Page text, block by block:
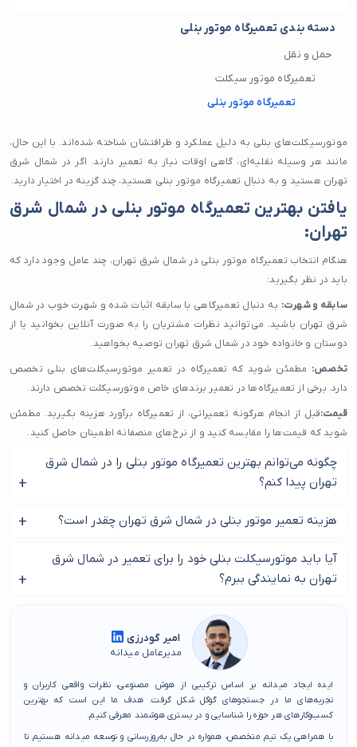
دسته بندی تعمیرگاه موتور بنلی
حمل و نقل
تعمیرگاه موتور سیکلت
تعمیرگاه موتور بنلی
موتورسیکلت‌های بنلی به دلیل عملکرد و ظرافتشان شناخته شده‌اند. با این حال،
مانند هر وسیله نقلیه‌ای، گاهی اوقات نیاز به تعمیر دارند. اگر در شمال شرق
تهران هستید و به دنبال تعمیرگاه موتور بنلی هستید، چند گزینه در اختیار دارید.
یافتن بهترین تعمیرگاه موتور بنلی در شمال شرق
تهران:
هنگام انتخاب تعمیرگاه موتور بنلی در شمال شرق تهران، چند عامل وجود دارد که
باید در نظر بگیرید:
سابقه و شهرت: به دنبال تعمیرگاهی با سابقه اثبات شده و شهرت خوب در شمال
شرق تهران باشید. می‌توانید نظرات مشتریان را به صورت آنلاین بخوانید یا از
دوستان و خانواده خود در شمال شرق تهران توصیه بخواهید.
تخصص: مطمئن شوید که تعمیرگاه در تعمیر موتورسیکلت‌های بنلی تخصص
دارد. برخی از تعمیرگاه‌ها در تعمیر برندهای خاص موتورسیکلت تخصص دارند.
قیمت:قبل از انجام هرگونه تعمیراتی، از تعمیرگاه برآورد هزینه بگیرید. مطمئن
شوید که قیمت‌ها را مقایسه کنید و از نرخ‌های منصفانه اطمینان حاصل کنید.
خدمات مشتری:به دنبال تعمیرگاهی باشید که خدمات مشتری عالی ارائه دهد.
این شامل مواردی مانند زمان پاسخگویی سریع، کارکنان مودب و خدمات گارانتی
نکات اضافی:
برای دستورالعمل‌های عیب‌یابی و تعمیر بررسی کنید.
شرق تهران استفاده می‌کنید که مجاز به انجام تعمیرات تحت گارانتی است.
در صورت امکان، از موتورسیکلت خود برای تعمیرگاه عکس بگیرید تا بتوانید
هرگونه آسیب یا مشکلی را به تعمیرکار نشان دهید.
محله شمال شرق تهران بخش وسیعی از شهر را شامل می‌شود و محله‌های
نام‌آشنایی مانند تهران‌پارس شرقی و غربی، حکیمیه، شمیران‌نو، اوقاف، قنات‌کوثر،
نارمک و بخش‌هایی از لویزان در این محدوده قرار دارند. همین گستردگی باعث
شده تنوع خدمات و کسب‌وکارها در این بخش از تهران بسیار بالا باشد و بسیاری
چگونه می‌توانم بهترین تعمیرگاه موتور بنلی را در شمال شرق
تهران پیدا کنم؟
بهترین راه برای یافتن بهترین تعمیرگاه موتور بنلی در شمال شرق
تهران، خواندن نظرات مشتریان آنلاین و مقایسه قیمت‌ها و خدمات
است. همچنین می‌توانید از دوستان و خانواده خود توصیه
بخواهید.
هزینه تعمیر موتور بنلی در شمال شرق تهران چقدر است؟
هزینه تعمیر موتور بنلی در شمال شرق تهران می‌تواند بسته به
نوع تعمیر مورد نیاز، مدل موتورسیکلت شما و نرخ تعمیرگاه
متفاوت باشد.
آیا باید موتورسیکلت بنلی خود را برای تعمیر در شمال شرق
تهران به نمایندگی ببرم؟
اگر موتورسیکلت شما تحت گارانتی است، باید آن را برای تعمیر در
شمال شرق تهران به نمایندگی ببرید. با این حال، اگر موتورسیکلت
شما تحت گارانتی نیست، می‌توانید آن را به هر تعمیرگاه واجد
امیر گودرزی
مدیرعامل میدانه
ایده ایجاد میدانه بر اساس ترکیبی از هوش مصنوعی، نظرات واقعی کاربران و
تجربه‌های ما در جستجوهای گوگل شکل گرفت. هدف ما این است که بهترین
کسب‌وکارهای هر حوزه را شناسایی و در بستری هوشمند معرفی کنیم.
با همراهی یک تیم متخصص، همواره در حال به‌روزرسانی و توسعه میدانه هستیم تا